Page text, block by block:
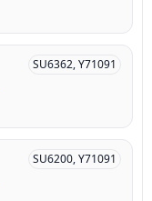
SU6362, Y71091
SU6200, Y71091